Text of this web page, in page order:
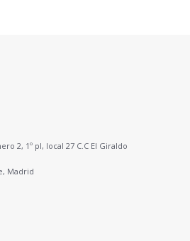
2, 1º pl, local 27 C.C El Giraldo
Madrid